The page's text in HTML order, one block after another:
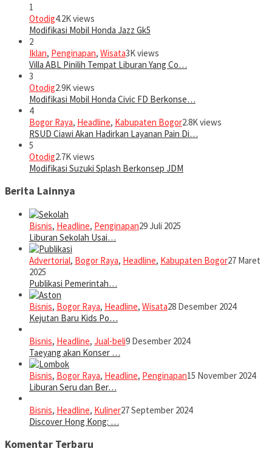
1
Otodig4.2K views
Modifikasi Mobil Honda Jazz Gk5
2
Iklan, Penginapan, Wisata3K views
Villa ABL Pinilih Tempat Liburan Yang Co…
3
Otodig2.9K views
Modifikasi Mobil Honda Civic FD Berkonse…
4
Bogor Raya, Headline, Kabupaten Bogor2.8K views
RSUD Ciawi Akan Hadirkan Layanan Pain Di…
5
Otodig2.7K views
Modifikasi Suzuki Splash Berkonsep JDM
Berita Lainnya
Bisnis, Headline, Penginapan29 Juli 2025
Liburan Sekolah Usai…
Advertorial, Bogor Raya, Headline, Kabupaten Bogor27 Maret
2025
Publikasi Pemerintah…
Bisnis, Bogor Raya, Headline, Wisata28 Desember 2024
Kejutan Baru Kids Po…
Bisnis, Headline, Jual-beli9 Desember 2024
Taeyang akan Konser …
Bisnis, Bogor Raya, Headline, Penginapan15 November 2024
Liburan Seru dan Ber…
Bisnis, Headline, Kuliner27 September 2024
Discover Hong Kong: …
Komentar Terbaru